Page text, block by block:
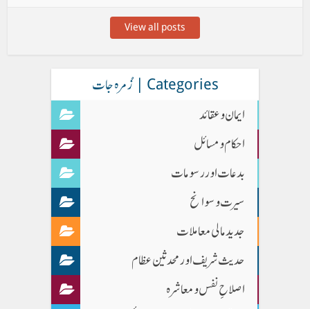
View all posts
Categories | زُمرہ جات
ایمان وعقائد
احکام و مسائل
بدعات اور رسومات
سیرت و سوانح
جدید مالی معاملات
حدیث شریف اور محدثین عظام
اصلاحِ نفس و معاشرہ